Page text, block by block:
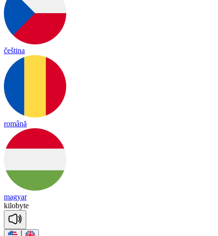
čeština
română
magyar
kilobyte